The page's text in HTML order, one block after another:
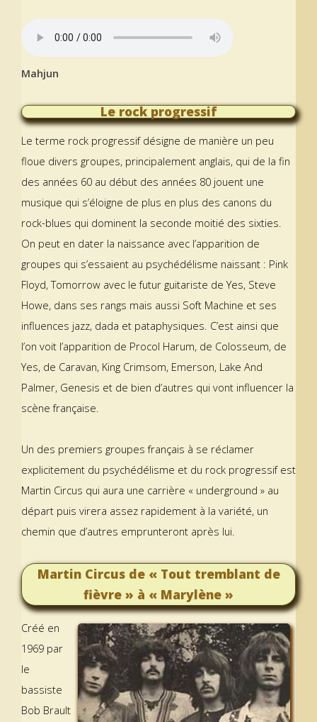
Mahjun
Le rock progressif
Le terme rock progressif désigne de manière un peu
floue divers groupes, principalement anglais, qui de la fin
des années 60 au début des années 80 jouent une
musique qui s’éloigne de plus en plus des canons du
rock-blues qui dominent la seconde moitié des sixties.
On peut en dater la naissance avec l’apparition de
groupes qui s’essaient au psychédélisme naissant : Pink
Floyd, Tomorrow avec le futur guitariste de Yes, Steve
Howe, dans ses rangs mais aussi Soft Machine et ses
influences jazz, dada et pataphysiques. C’est ainsi que
l’on voit l’apparition de Procol Harum, de Colosseum, de
Yes, de Caravan, King Crimsom, Emerson, Lake And
Palmer, Genesis et de bien d’autres qui vont influencer la
scène française.
Un des premiers groupes français à se réclamer
explicitement du psychédélisme et du rock progressif est
Martin Circus qui aura une carrière « underground » au
départ puis virera assez rapidement à la variété, un
chemin que d’autres emprunteront après lui.
Martin Circus de « Tout tremblant de
fièvre » à « Marylène »
Créé en
1969 par
le
bassiste
Bob Brault